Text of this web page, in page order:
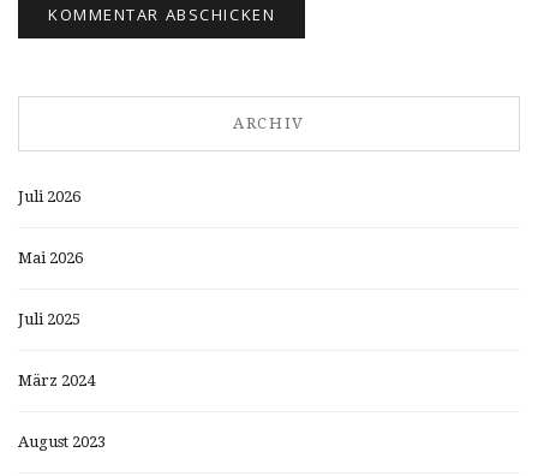
ARCHIV
Juli 2026
Mai 2026
Juli 2025
März 2024
August 2023